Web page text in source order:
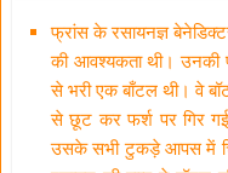
फ्रांस के रसायनज्ञ
की आवश्यकता थी। उनकी
से भरी एक बाँटल थी। वे
से छूट कर फर्श पर गिर
उसके सभी टुकड़े आपस में